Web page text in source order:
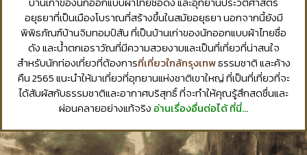
อยุธยาที่เป็นเมืองโบราณที่สร้างขึ้นในสมัยอยุธยา นอกจากนี้ยังมี
พิพิธภัณฑ์บ้านจิมทอมป์สัน ที่เป็นบ้านเก่าของนักออกแบบผ้าไทยชื่อ
ดัง และน้ำตกเอราวัณที่มีความสวยงามและเป็นที่เที่ยวที่น่าสนใจ
สำหรับนักท่องเที่ยวที่ต้องการที่เที่ยวใกล้กรุงเทพธรรมชาติ และค้าง
คืน 2565 แนะนำให้มาเที่ยวที่อุทยานแห่งชาติเขาใหญ่ ที่เป็นที่เที่ยวที่จะ
ได้สัมผัสกับธรรมชาติและอากาศบริสุทธิ์ ที่จะทำให้คุณรู้สึกสดชื่นและ
ผ่อนคลายอย่างแท้จริง อ่านเรื่องอื่นต่อได้ ที่นี่…